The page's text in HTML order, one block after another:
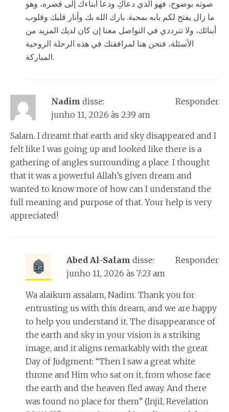
صوته بوضوح، فهو الذي دعاكِ ودعا أبناءك إلى قصره، وهو
ما زال يفتح لكم بابه بمحبة. بارك الله بك وأنار قلبك وقلوب
أبنائك، ولا تترددي في التواصل معنا إن كان لديك المزيد من
الأسئلة، فنحن هنا لمرافقتك في هذه الرحلة الروحية
المباركة.
Nadim disse:
junho 11, 2026 às 2:39 am
Salam. I dreamt that earth and sky disappeared and I
felt like I was going up and looked like there is a
gathering of angles surrounding a place. I thought
that it was a powerful Allah’s given dream and
wanted to know more of how can I understand the
full meaning and purpose of that. Your help is very
appreciated!
Responder
Abed Al-Salam disse:
junho 11, 2026 às 7:23 am
Wa alaikum assalam, Nadim. Thank you for
entrusting us with this dream, and we are happy
to help you understand it. The disappearance of
the earth and sky in your vision is a striking
image, and it aligns remarkably with the great
Day of Judgment: “Then I saw a great white
throne and Him who sat on it, from whose face
the earth and the heaven fled away. And there
was found no place for them” (Injil, Revelation
Responder